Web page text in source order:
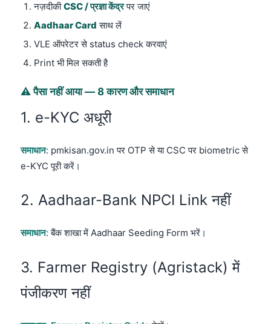
नज़दीकीCSC / प्रज्ञा केंद्रपर जाएं
Aadhaar Card साथ लें
VLE ऑपरेटर से status check करवाएं
Print भी मिल सकती है
⚠️ पैसा नहीं आया — 8 कारण और समाधान
1. e-KYC अधूरी
समाधान: pmkisan.gov.in पर OTP से या CSC पर biometric से
e-KYC पूरी करें।
2. Aadhaar-Bank NPCI Link नहीं
समाधान: बैंक शाखा में Aadhaar Seeding Form भरें।
3. Farmer Registry (Agristack) में
पंजीकरण नहीं